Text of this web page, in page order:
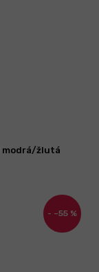
–55 %
modrá/žlutá